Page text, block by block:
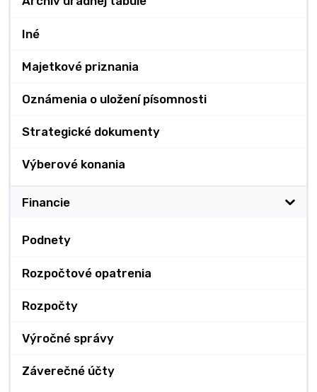
Iné
Majetkové priznania
Oznámenia o uložení písomnosti
Strategické dokumenty
Výberové konania
Financie
Podnety
Rozpočtové opatrenia
Rozpočty
Výročné správy
Záverečné účty